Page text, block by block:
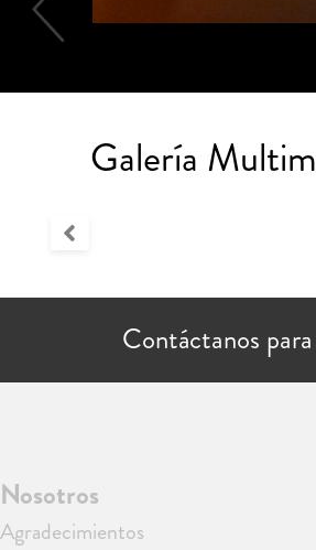
Galería
Contáctanos
Nosotros
Agradecimientos